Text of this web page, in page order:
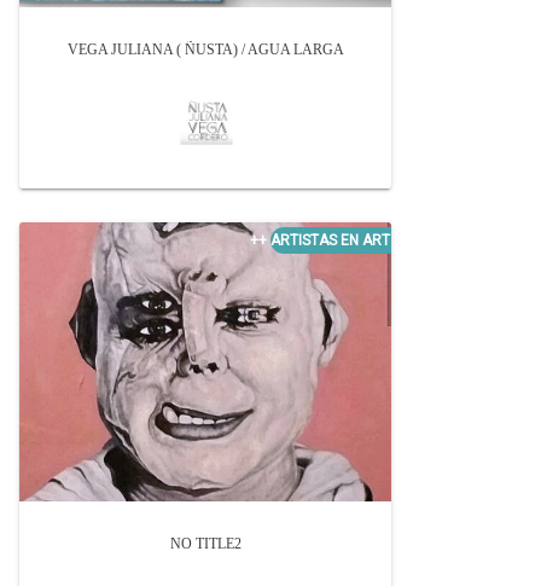
VEGA JULIANA ( ÑUSTA) / AGUA LARGA
NO TITLE2